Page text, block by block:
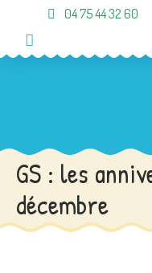
04 75 44 32 60
GS : les
décembre